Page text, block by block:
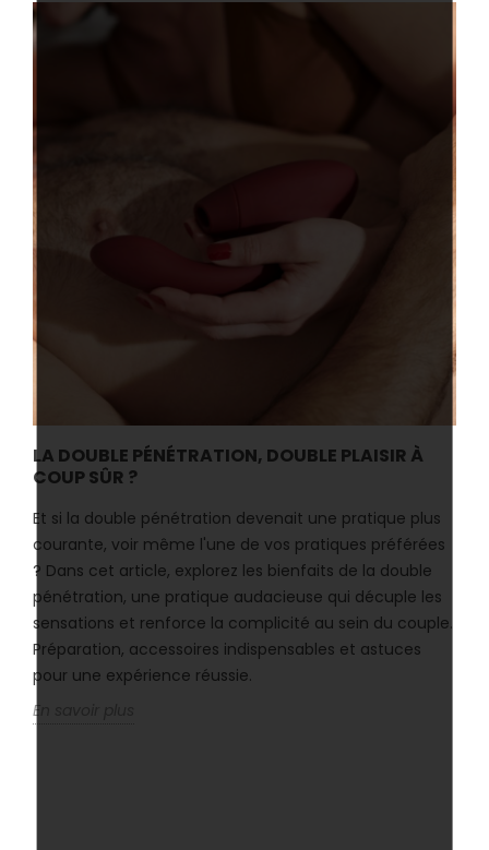
LA DOUBLE PÉNÉTRATION, DOUBLE PLAISIR À
COUP SÛR ?
Et si la double pénétration devenait une pratique plus
courante, voir même l'une de vos pratiques préférées
? Dans cet article, explorez les bienfaits de la double
pénétration, une pratique audacieuse qui décuple les
sensations et renforce la complicité au sein du couple.
Préparation, accessoires indispensables et astuces
pour une expérience réussie.
En savoir plus